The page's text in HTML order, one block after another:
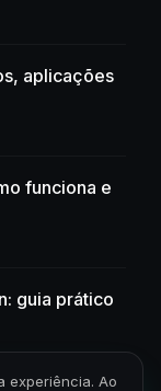
aplicações
funciona e
guia prático
experiência. Ao